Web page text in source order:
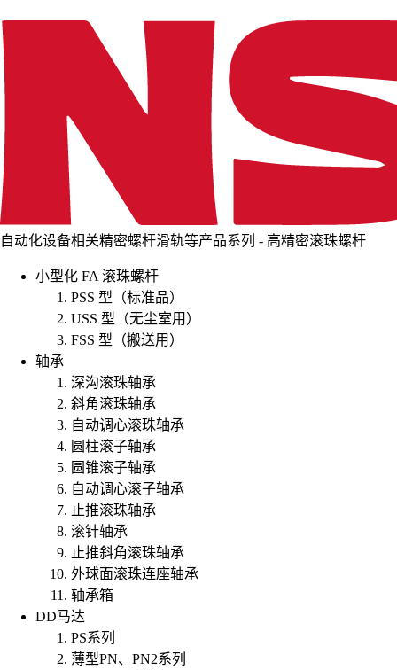
自动化设备相关精密螺杆滑轨等产品系列 - 高精密滚珠螺杆
小型化 FA 滚珠螺杆
PSS 型（标准品）
USS 型（无尘室用）
FSS 型（搬送用）
轴承
深沟滚珠轴承
斜角滚珠轴承
自动调心滚珠轴承
圆柱滚子轴承
圆锥滚子轴承
自动调心滚子轴承
止推滚珠轴承
滚针轴承
止推斜角滚珠轴承
外球面滚珠连座轴承
轴承箱
DD马达
PS系列
薄型PN、PN2系列